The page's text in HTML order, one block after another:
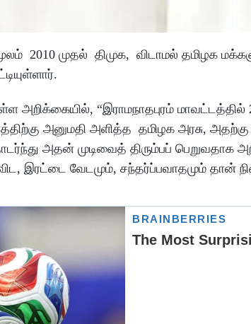
2010 முதல் திமுக, விடாமல் தமிழக
அறிக்கையில், “இராமநாதபுரம்
அனுமதி அளித்த தமிழக அரசு,
அதன் முடிவைத் திரும்பப் பெறுவதாக
இரட்டை வேடமும், சந்தர்ப்பவாதமும் தான்